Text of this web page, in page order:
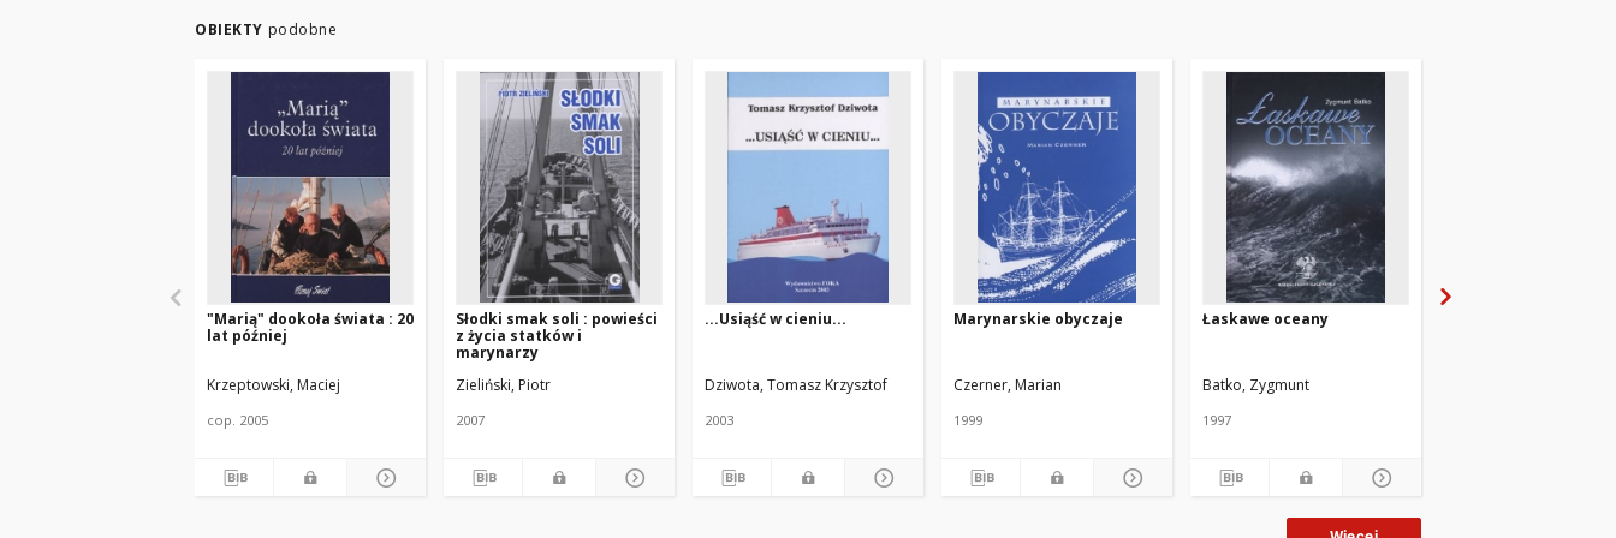
OBIEKTY podobne
"Marią" dookoła świata : 20
lat później
Krzeptowski, Maciej
cop. 2005
Słodki smak soli : powieści
z życia statków i
marynarzy
Zieliński, Piotr
2007
...Usiąść w cieniu...
Dziwota, Tomasz Krzysztof
2003
Marynarskie obyczaje
Czerner, Marian
1999
Łaskawe oceany
Batko, Zygmunt
1997